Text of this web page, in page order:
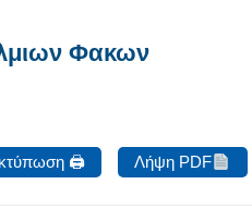
Φακων
🖨 Λήψη PDF